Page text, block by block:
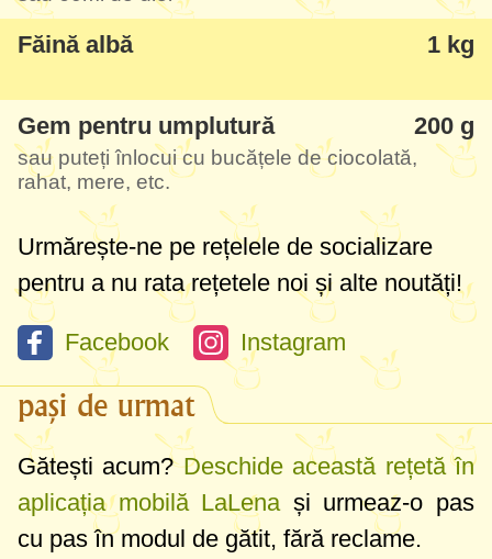
Făină albă 1 kg
Gem pentru umplutură 200 g
sau puteți înlocui cu bucățele de ciocolată,
rahat, mere, etc.
Urmărește-ne pe rețelele de socializare
pentru a nu rata rețetele noi și alte noutăți!
Facebook Instagram
pași de urmat
Gătești acum?Deschide această rețetă în
aplicația mobilă LaLena și urmeaz-o pas
cu pas în modul de gătit, fără reclame.